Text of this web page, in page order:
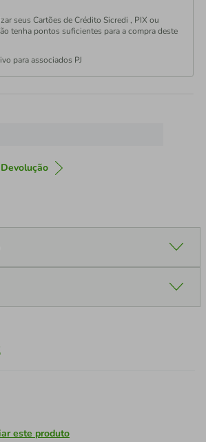
seus Cartões de Crédito Sicredi , PIX ou
tenha pontos suficientes para a compra deste
para associados PJ
este produto